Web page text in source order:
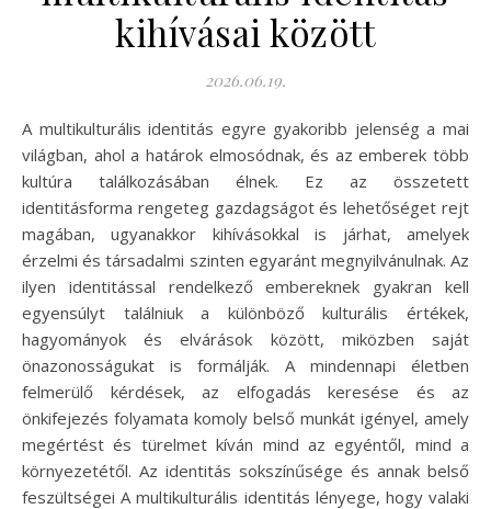
kihívásai között
2026.06.19.
A multikulturális identitás egyre gyakoribb jelenség a mai
világban, ahol a határok elmosódnak, és az emberek több
kultúra találkozásában élnek. Ez az összetett
identitásforma rengeteg gazdagságot és lehetőséget rejt
magában, ugyanakkor kihívásokkal is járhat, amelyek
érzelmi és társadalmi szinten egyaránt megnyilvánulnak. Az
ilyen identitással rendelkező embereknek gyakran kell
egyensúlyt találniuk a különböző kulturális értékek,
hagyományok és elvárások között, miközben saját
önazonosságukat is formálják. A mindennapi életben
felmerülő kérdések, az elfogadás keresése és az
önkifejezés folyamata komoly belső munkát igényel, amely
megértést és türelmet kíván mind az egyéntől, mind a
környezetétől. Az identitás sokszínűsége és annak belső
feszültségei A multikulturális identitás lényege, hogy valaki